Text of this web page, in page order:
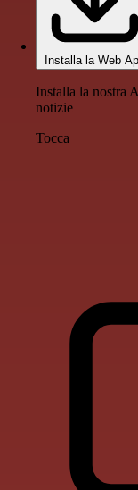
Installa la Web
Installa la nostra
notizie
Tocca